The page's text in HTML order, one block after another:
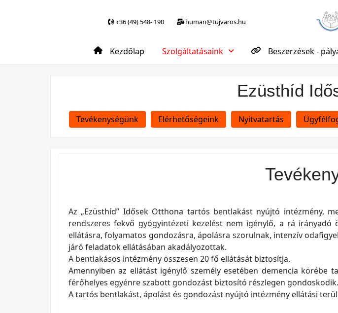
+36 (49) 548- 190 human@tujvaros.hu
Kezdőlap Szolgáltatásaink Beszerzések -
Ezüsthíd
Tevékenységünk Elérhetőségeink Nyitvatartás
Az „Ezüsthíd” Idősek Otthona tartós bentlakást nyújtó intézmény,
rendszeres fekvő gyógyintézeti kezelést nem igénylő, a rá
ellátásra, folyamatos gondozásra, ápolásra szorulnak, intenzív
járó feladatok ellátásában akadályozottak.
A bentlakásos intézmény összesen 20 fő ellátását biztosítja.
Amennyiben az ellátást igénylő személy esetében demencia
férőhelyes egyénre szabott gondozást biztosító részlegen gondoskodik.
A tartós bentlakást, ápolást és gondozást nyújtó intézmény ellátási